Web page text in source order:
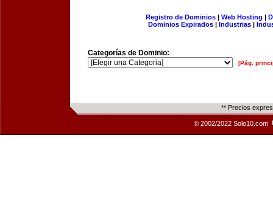
Registro de Dominios| Web Hosting |
Dominios Expirados | Industrias |
Categorías de Dominio:
[Pág.
** Precios
© 2002/2022 Solo10.com